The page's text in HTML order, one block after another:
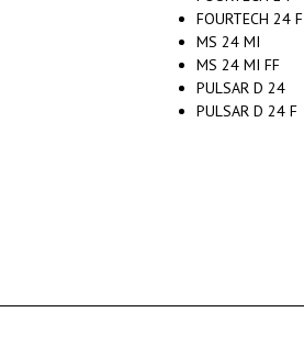
FOURTECH 24 F
MS 24 MI
MS 24 MI FF
PULSAR D 24
PULSAR D 24 F